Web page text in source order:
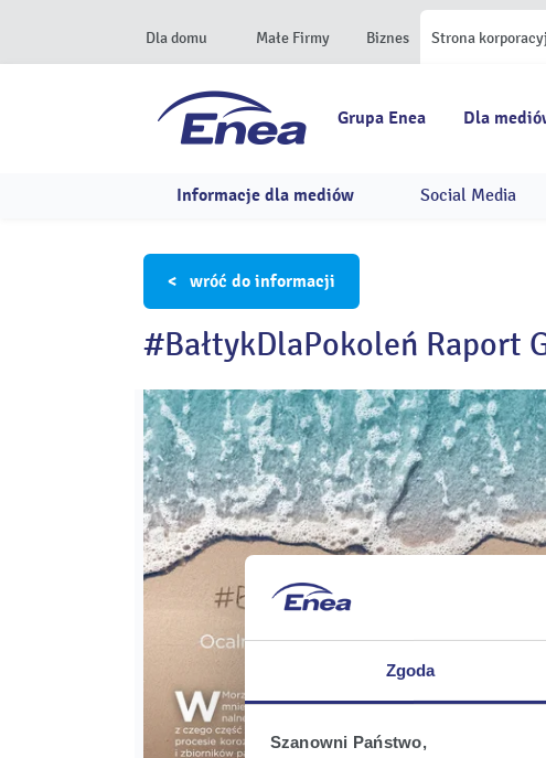
Zgoda
Szanowni Państwo,
Dla domu Małe Firmy Biznes Strona
Grupa Enea Dla
Informacje dla mediów Social Media
< wróć do informacji
#BałtykDlaPokoleń Raport